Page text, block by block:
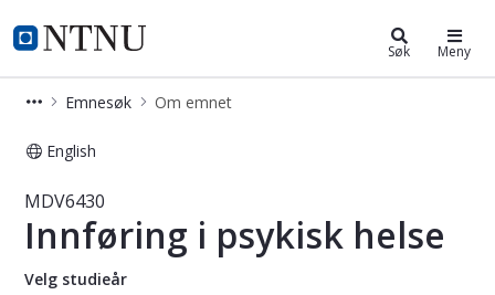
NTNU Hjemmeside
Studier Søk Meny
Emnesøk Om emnet
English
Emne - Innføring i psykisk helse -
MDV6430
Innføring i psykisk helse
Velg studieår